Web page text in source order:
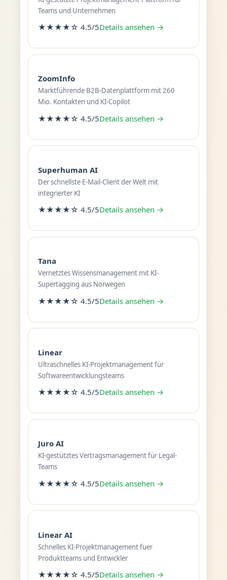
Teams und Unternehmen
★★★★☆ 4.5/5Details ansehen →
ZoomInfo
Marktführende B2B-Datenplattform mit 260
Mio. Kontakten und KI-Copilot
★★★★☆ 4.5/5Details ansehen →
Superhuman AI
Der schnellste E-Mail-Client der Welt mit
integrierter KI
★★★★☆ 4.5/5Details ansehen →
Tana
Vernetztes Wissensmanagement mit KI-
Supertagging aus Norwegen
★★★★☆ 4.5/5Details ansehen →
Linear
Ultraschnelles KI-Projektmanagement für
Softwareentwicklungsteams
★★★★☆ 4.5/5Details ansehen →
Juro AI
KI-gestütztes Vertragsmanagement für Legal-
Teams
★★★★☆ 4.5/5Details ansehen →
Linear AI
Schnelles KI-Projektmanagement fuer
Produktteams und Entwickler
★★★★☆ 4.5/5Details ansehen →